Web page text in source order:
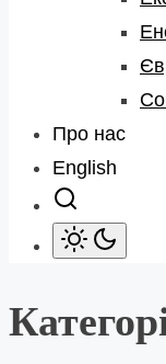
Про нас
English